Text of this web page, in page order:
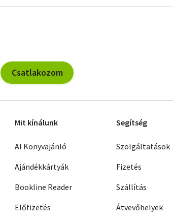
Csatlakozom
Mit kínálunk
AI Könyvajánló
Ajándékkártyák
Bookline Reader
Előfizetés
Segítség
Szolgáltatások
Fizetés
Szállítás
Átvevőhelyek